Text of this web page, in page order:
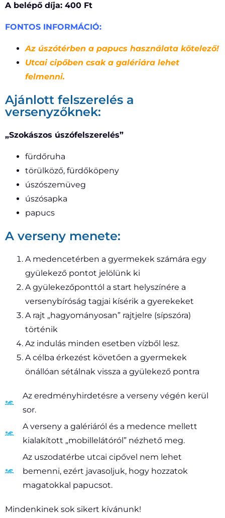
A belépő díja: 400 Ft
FONTOS INFORMÁCIÓ:
Az úszótérben a papucs használata kötelező!
Utcai cipőben csak a galériára lehet
felmenni.
Ajánlott felszerelés a
versenyzőknek:
„Szokászos úszófelszerelés”
fürdőruha
törülköző, fürdőköpeny
úszószemüveg
úszósapka
papucs
A verseny menete:
A medencetérben a gyermekek számára egy
gyülekező pontot jelölünk ki
A gyülekezőponttól a start helyszínére a
versenybíróság tagjai kísérik a gyerekeket
A rajt „hagyományosan” rajtjelre (sípszóra)
történik
Az indulás minden esetben vízből lesz.
A célba érkezést követően a gyermekek
önállóan sétálnak vissza a gyülekező pontra
Az eredményhirdetésre a verseny végén kerül
sor.
A verseny a galériáról és a medence mellett
kialakított „mobillelátóról” nézhető meg.
Az uszodatérbe utcai cipővel nem lehet
bemenni, ezért javasoljuk, hogy hozzatok
magatokkal papucsot.
Mindenkinek sok sikert kívánunk!